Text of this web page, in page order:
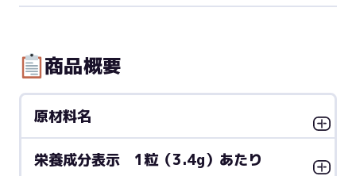
商品概要
原材料名
栄養成分表示 1粒（3.4g）あたり